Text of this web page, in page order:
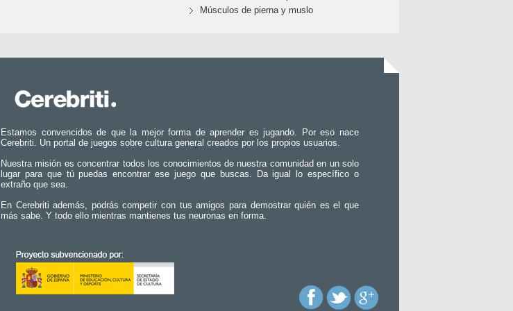
Músculos de pierna y muslo
Estamos convencidos de que la mejor forma de aprender es jugando. Por eso nace
Cerebriti. Un portal de juegos sobre cultura general creados por los propios usuarios.
Nuestra misión es concentrar todos los conocimientos de nuestra comunidad en un solo
lugar para que tú puedas encontrar ese juego que buscas. Da igual lo específico o
extraño que sea.
En Cerebriti además, podrás competir con tus amigos para demostrar quién es el que
más sabe. Y todo ello mientras mantienes tus neuronas en forma.